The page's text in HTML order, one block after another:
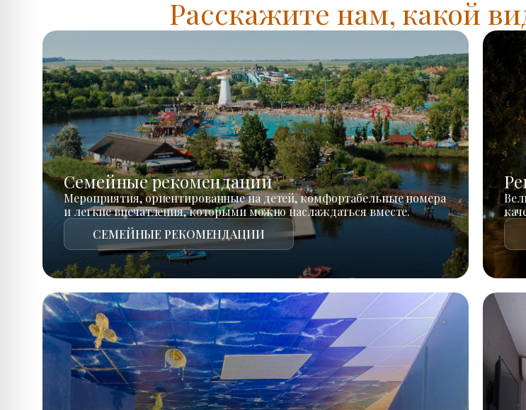
Расскажите нам, какой
Семейные рекомендации
Мероприятия, ориентированные на детей, комфортабельные номера
и легкие впечатления, которыми можно наслаждаться вместе.
СЕМЕЙНЫЕ РЕКОМЕНДАЦИИ